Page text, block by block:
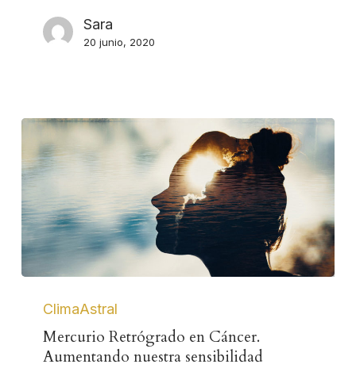
Sara
20 junio, 2020
ClimaAstral
Mercurio Retrógrado en Cáncer.
Aumentando nuestra sensibilidad